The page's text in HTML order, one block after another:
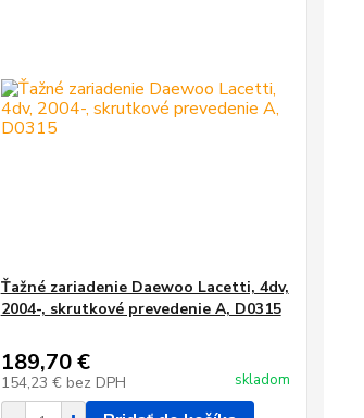
Ťažné zariadenie Daewoo Lacetti, 4dv,
2004-, skrutkové prevedenie A, D0315
189,70 €
154,23 € bez DPH skladom